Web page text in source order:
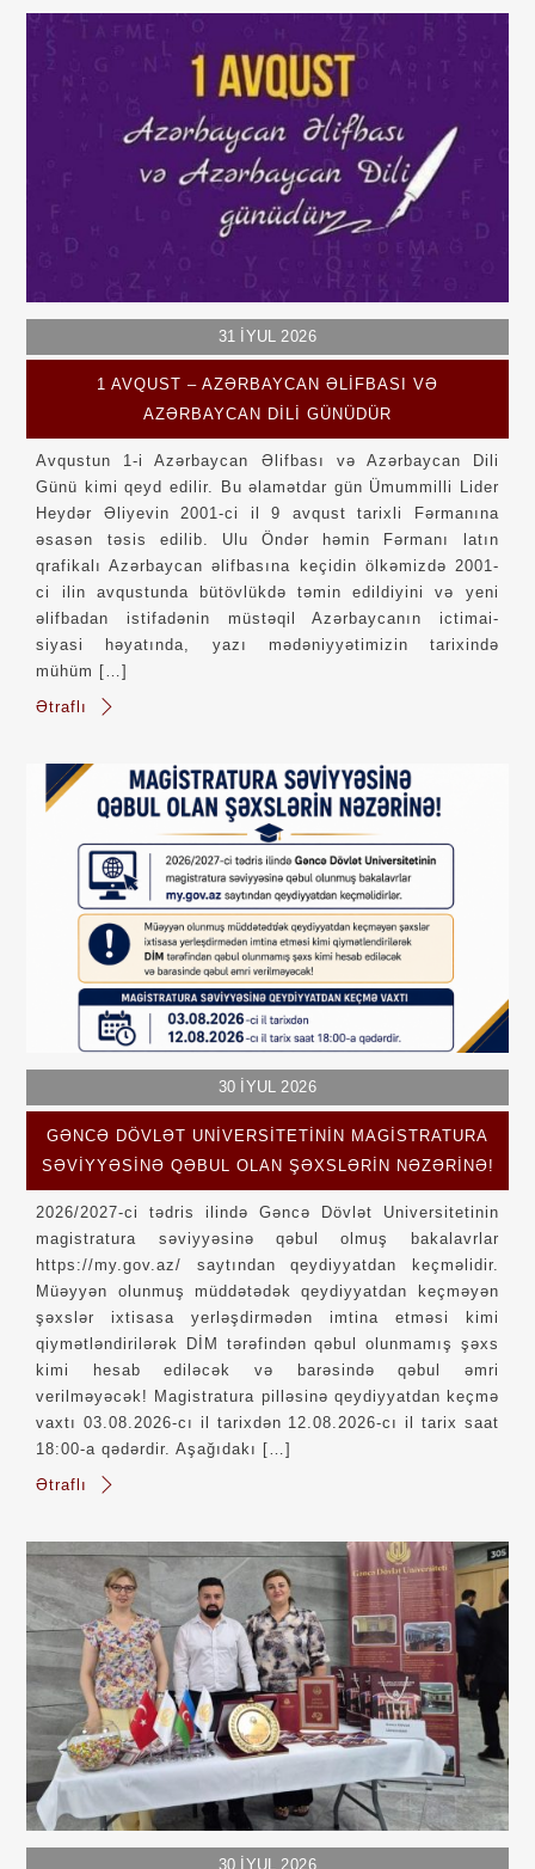
31 İYUL 2026
1 AVQUST – AZƏRBAYCAN ƏLIFBASI VƏ
AZƏRBAYCAN DILI GÜNÜDÜR
Avqustun 1-i Azərbaycan Əlifbası və Azərbaycan Dili
Günü kimi qeyd edilir. Bu əlamətdar gün Ümummilli Lider
Heydər Əliyevin 2001-ci il 9 avqust tarixli Fərmanına
əsasən təsis edilib. Ulu Öndər həmin Fərmanı latın
qrafikalı Azərbaycan əlifbasına keçidin ölkəmizdə 2001-
ci ilin avqustunda bütövlükdə təmin edildiyini və yeni
əlifbadan istifadənin müstəqil Azərbaycanın ictimai-
siyasi həyatında, yazı mədəniyyətimizin tarixində
mühüm […]
Ətraflı
30 İYUL 2026
GƏNCƏ DÖVLƏT UNIVERSITETININ MAGISTRATURA
SƏVIYYƏSINƏ QƏBUL OLAN ŞƏXSLƏRIN NƏZƏRINƏ!
2026/2027-ci tədris ilində Gəncə Dövlət Universitetinin
magistratura səviyyəsinə qəbul olmuş bakalavrlar
https://my.gov.az/ saytından qeydiyyatdan keçməlidir.
Müəyyən olunmuş müddətədək qeydiyyatdan keçməyən
şəxslər ixtisasa yerləşdirmədən imtina etməsi kimi
qiymətləndirilərək DİM tərəfindən qəbul olunmamış şəxs
kimi hesab ediləcək və barəsində qəbul əmri
verilməyəcək! Magistratura pilləsinə qeydiyyatdan keçmə
vaxtı 03.08.2026-cı il tarixdən 12.08.2026-cı il tarix saat
18:00-a qədərdir. Aşağıdakı […]
Ətraflı
30 İYUL 2026